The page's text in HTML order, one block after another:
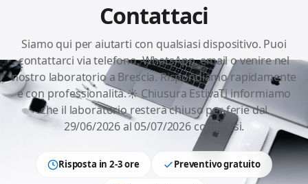
Contattaci
Siamo qui per aiutarti con qualsiasi dispositivo. Puoi
contattarci via telefono, WhatsApp, email o venire nel
nostro laboratorio a Brescia. Rispondiamo rapidamente
e con professionalità.☀️ Chiusura EstivaTi informiamo
che il laboratorio resterà chiuso per ferie dal
29/06/2026 al 05/07/2026 compresi.
Risposta in 2-3 ore Preventivo gratuito